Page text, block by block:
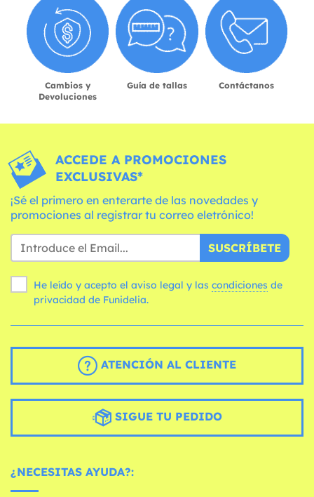
Cambios y
Devoluciones
Guía de tallas Contáctanos
ACCEDE A PROMOCIONES
EXCLUSIVAS*
¡Sé el primero en enterarte de las novedades y
promociones al registrar tu correo eletrónico!
SUSCRÍBETE
He leído y acepto el aviso legal y las condiciones
privacidad de Funidelia.
ATENCIÓN AL CLIENTE
SIGUE TU PEDIDO
¿NECESITAS AYUDA?: